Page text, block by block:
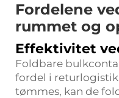
Fordelene
rummet og
Effektivitet
Foldbare
fordel i
tømmes, kan de